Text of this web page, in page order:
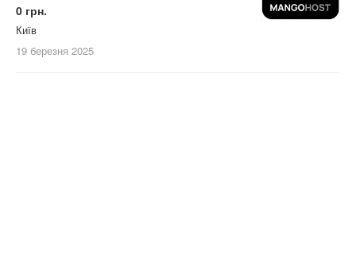
0 грн.
Київ
19 березня 2025